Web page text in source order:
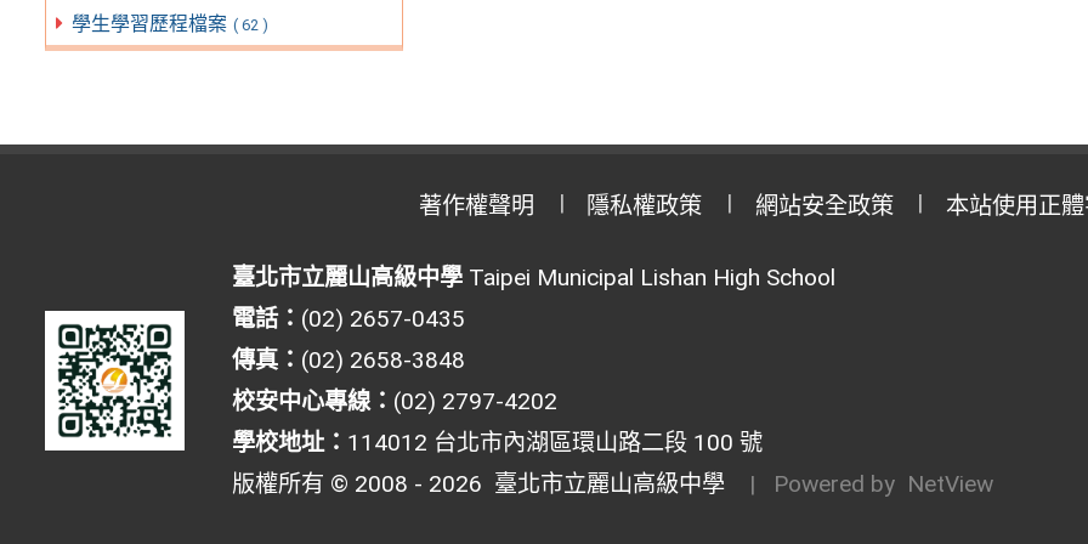
學生學習歷程檔案 ( 62 )
著作權聲明 隱私權政策 網站安全政策 本站使用正
臺北市立麗山高級中學Taipei Municipal Lishan High School
電話： (02) 2657-0435
傳真： (02) 2658-3848
校安中心專線： (02) 2797-4202
學校地址： 114012 台北市內湖區環山路二段 100 號
版權所有 © 2008 - 2026 臺北市立麗山高級中學 | Powered by NetView